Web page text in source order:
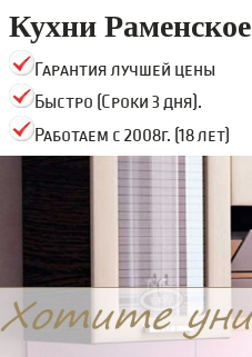
Кухни Раменское
Гарантия лучшей цены
Быстро (Сроки 3 дня).
Работаем с 2008г. (18 лет)